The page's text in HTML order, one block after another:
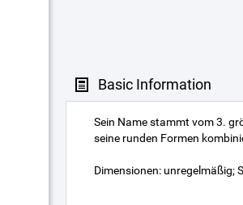
Basic Information
Sein Name stammt vom 3.
seine runden Formen
Dimensionen: unregelmäßig;